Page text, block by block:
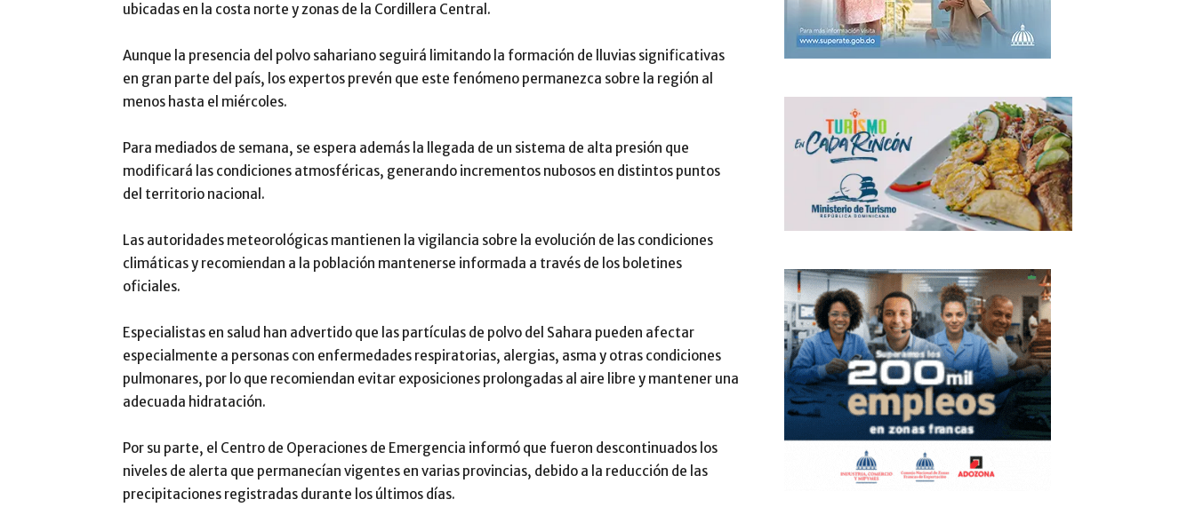
ubicadas en la costa norte y zonas de la Cordillera Central.
Aunque la presencia del polvo sahariano seguirá limitando la formación de lluvias significativas
en gran parte del país, los expertos prevén que este fenómeno permanezca sobre la región al
menos hasta el miércoles.
Para mediados de semana, se espera además la llegada de un sistema de alta presión que
modificará las condiciones atmosféricas, generando incrementos nubosos en distintos puntos
del territorio nacional.
Las autoridades meteorológicas mantienen la vigilancia sobre la evolución de las condiciones
climáticas y recomiendan a la población mantenerse informada a través de los boletines
oficiales.
Especialistas en salud han advertido que las partículas de polvo del Sahara pueden afectar
especialmente a personas con enfermedades respiratorias, alergias, asma y otras condiciones
pulmonares, por lo que recomiendan evitar exposiciones prolongadas al aire libre y mantener una
adecuada hidratación.
Por su parte, el Centro de Operaciones de Emergencia informó que fueron descontinuados los
niveles de alerta que permanecían vigentes en varias provincias, debido a la reducción de las
precipitaciones registradas durante los últimos días.